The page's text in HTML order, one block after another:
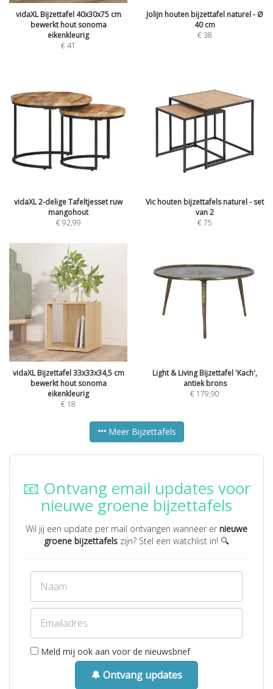
vidaXL Bijzettafel 40x30x75 cm
bewerkt hout sonoma
eikenkleurig
€41
Jolijn houten bijzettafel naturel - Ø
40 cm
€38
vidaXL 2-delige Tafeltjesset ruw
mangohout
€92,99
Vic houten bijzettafels naturel - set
van 2
€75
vidaXL Bijzettafel 33x33x34,5 cm
bewerkt hout sonoma
eikenkleurig
€ 18
Light & Living Bijzettafel 'Kach',
antiek brons
€ 179,90
Meer Bijzettafels
📧 Ontvang email updates voor
nieuwe groene bijzettafels
Wil jij een update per mail ontvangen wanneer er nieuwe
groene bijzettafels zijn? Stel een watchlist in! 🔍
Meld mij ook aan voor de nieuwsbrief
🔔 Ontvang updates